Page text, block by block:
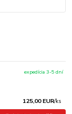
125,00 EUR/ks
expedícia 3-5 dní